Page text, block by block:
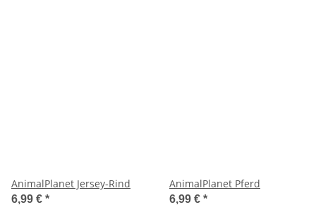
AnimalPlanet Jersey-Rind
6,99 € *
AnimalPlanet Pferd
6,99 € *